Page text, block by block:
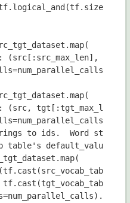
. logical_and (tf. size
.map(
: (src [: src_max_len],
=num_parallel_calls
.map(
: (src, tgt [: tgt_max_len
=num_parallel_calls
to ids.  Word
table's default_value
.map(
(tf. cast (src_vocab_table
tf. cast (tgt_vocab_table
=num_parallel_calls) .